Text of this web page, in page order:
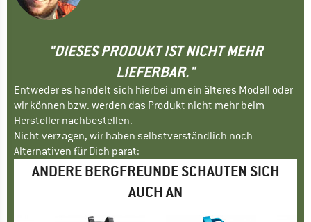
"DIESES PRODUKT IST NICHT MEHR
LIEFERBAR."
Entweder es handelt sich hierbei um ein älteres Modell oder
wir können bzw. werden das Produkt nicht mehr beim
Hersteller nachbestellen.
Nicht verzagen, wir haben selbstverständlich noch
Alternativen für Dich parat:
ANDERE BERGFREUNDE SCHAUTEN SICH
AUCH AN